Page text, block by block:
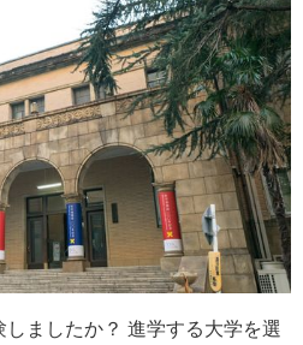
ましたか？ 進学する大学を選